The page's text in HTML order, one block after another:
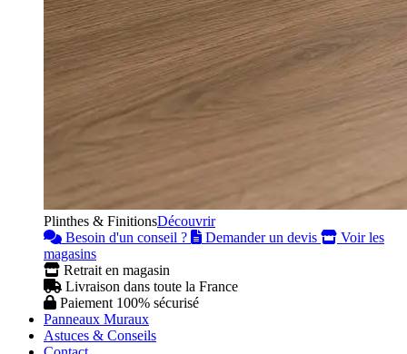
Plinthes & FinitionsDécouvrir
Besoin d'un conseil ?
Demander un devis
Voir les
magasins
Retrait en magasin
Livraison dans toute la France
Paiement 100% sécurisé
Panneaux Muraux
Astuces & Conseils